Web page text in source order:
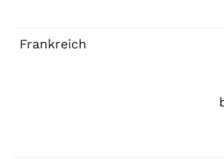
Frankreich